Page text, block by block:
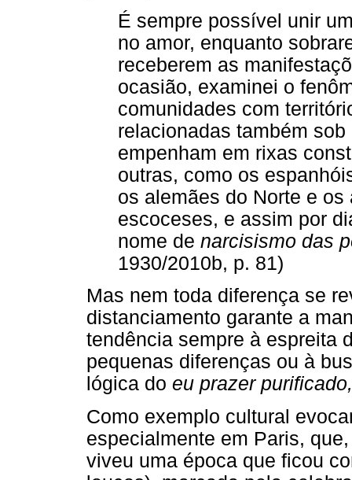
É sempre possível unir
no amor, enquanto
receberem as
ocasião, examinei o
comunidades com
relacionadas também
empenham em rixas
outras, como os
os alemães do Norte e
escoceses, e assim por
nome de narcisismo das
1930/2010b, p. 81)
Mas nem toda diferença se
distanciamento garante a
tendência sempre à espreita
pequenas diferenças ou à
lógica do eu prazer purificado,
Como exemplo cultural
especialmente em Paris,
viveu uma época que ficou